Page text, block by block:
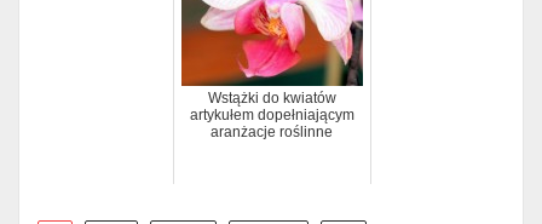
Wstążki do kwiatów
artykułem dopełniającym
aranżacje roślinne